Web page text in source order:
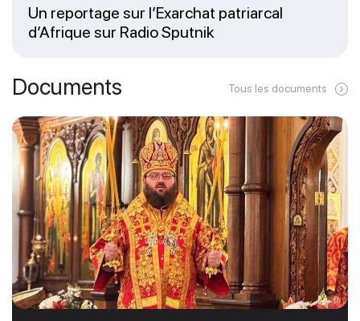
Un reportage sur l’Exarchat patriarcal
d’Afrique sur Radio Sputnik
Documents Tous les documents